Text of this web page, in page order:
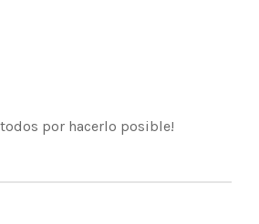
por hacerlo posible!